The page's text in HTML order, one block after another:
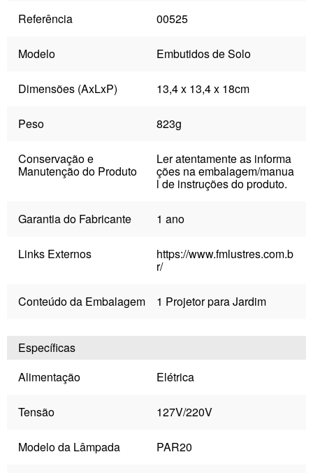
Referência 00525
Modelo Embutidos de Solo
Dimensões (AxLxP) 13,4 x 13,4 x 18cm
Peso 823g
Conservação e
Manutenção do Produto
Ler atentamente as informa
ções na embalagem/manua
l de instruções do produto.
Garantia do Fabricante 1 ano
Links Externos https://www.fmlustres.com.b
r/
Conteúdo da Embalagem 1 Projetor para Jardim
Específicas
Alimentação
Elétrica
Tensão 127V/220V
Modelo da Lâmpada PAR20